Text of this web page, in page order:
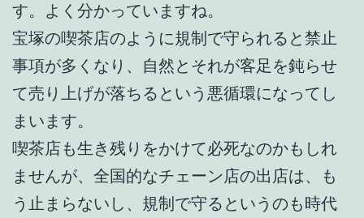
す。よく分かっていますね。
宝塚の喫茶店のように規制で守られると禁止
事項が多くなり、自然とそれが客足を鈍らせ
て売り上げが落ちるという悪循環になってし
まいます。
喫茶店も生き残りをかけて必死なのかもしれ
ませんが、全国的なチェーン店の出店は、も
う止まらないし、規制で守るというのも時代